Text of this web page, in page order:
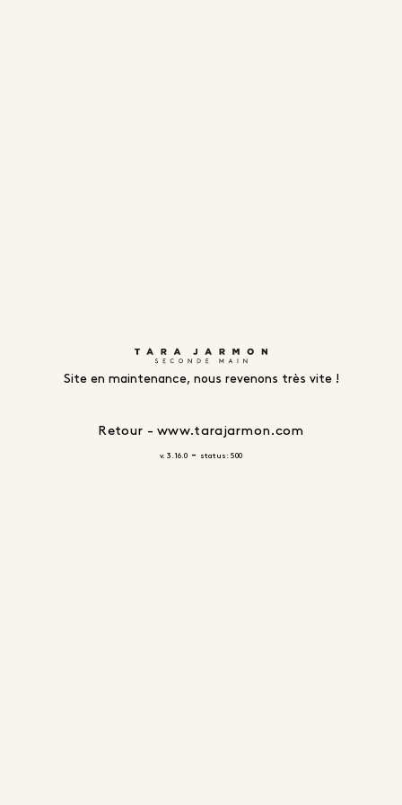
Site en maintenance, nous revenons très vite !
Retour - www.tarajarmon.com
v. 3.16.0 - status: 500